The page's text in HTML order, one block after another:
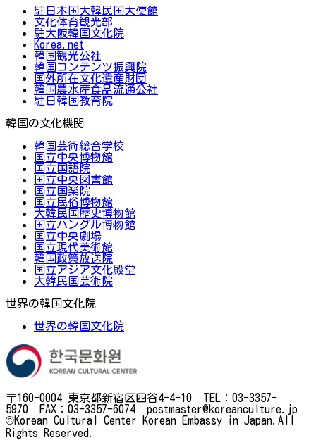
駐日本国大韓民国大使館
文化体育観光部
駐大阪韓国文化院
Korea.net
韓国観光公社
韓国コンテンツ振興院
国外所在文化遺産財団
韓国農水産食品流通公社
駐日韓国教育院
韓国の文化機関
韓国芸術総合学校
国立中央博物館
国立国語院
国立中央図書館
国立国楽院
国立民俗博物館
大韓民国歴史博物館
国立ハングル博物館
国立中央劇場
国立現代美術館
韓国政策放送院
国立アジア文化殿堂
大韓民国芸術院
世界の韓国文化院
世界の韓国文化院
〒160-0004 東京都新宿区四谷4-4-10 TEL：03-3357-
5970 FAX：03-3357-6074 postmaster@koreanculture.jp
©Korean Cultural Center Korean Embassy in Japan.All
Rights Reserved.